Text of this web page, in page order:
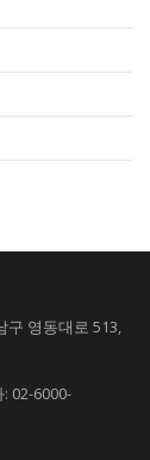
영동대로 513,
6000-